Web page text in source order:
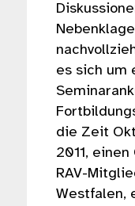
es sich um
die Zeit
2011,
RAV-
Westfalen,